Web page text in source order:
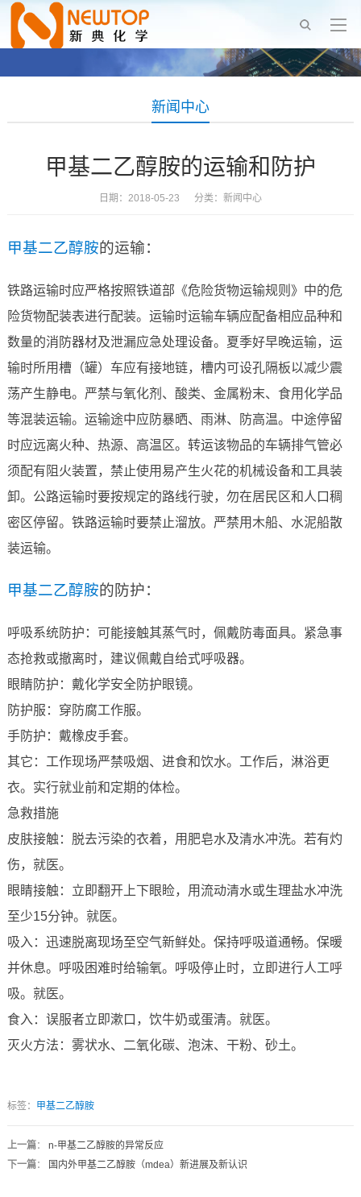
新闻中心
甲基二乙醇胺的运输和防护
日期：2018-05-23 分类： 新闻中心
甲基二乙醇胺的运输：
铁路运输时应严格按照铁道部《危险货物运输规则》中的危
险货物配装表进行配装。运输时运输车辆应配备相应品种和
数量的消防器材及泄漏应急处理设备。夏季好早晚运输，运
输时所用槽（罐）车应有接地链，槽内可设孔隔板以减少震
荡产生静电。严禁与氧化剂、酸类、金属粉末、食用化学品
等混装运输。运输途中应防暴晒、雨淋、防高温。中途停留
时应远离火种、热源、高温区。转运该物品的车辆排气管必
须配有阻火装置，禁止使用易产生火花的机械设备和工具装
卸。公路运输时要按规定的路线行驶，勿在居民区和人口稠
密区停留。铁路运输时要禁止溜放。严禁用木船、水泥船散
装运输。
甲基二乙醇胺的防护：
呼吸系统防护：可能接触其蒸气时，佩戴防毒面具。紧急事
态抢救或撤离时，建议佩戴自给式呼吸器。
眼睛防护：戴化学安全防护眼镜。
防护服：穿防腐工作服。
手防护：戴橡皮手套。
其它：工作现场严禁吸烟、进食和饮水。工作后，淋浴更
衣。实行就业前和定期的体检。
急救措施
皮肤接触：脱去污染的衣着，用肥皂水及清水冲洗。若有灼
伤，就医。
眼睛接触：立即翻开上下眼睑，用流动清水或生理盐水冲洗
至少15分钟。就医。
吸入：迅速脱离现场至空气新鲜处。保持呼吸道通畅。保暖
并休息。呼吸困难时给输氧。呼吸停止时，立即进行人工呼
吸。就医。
食入：误服者立即漱口，饮牛奶或蛋清。就医。
灭火方法：雾状水、二氧化碳、泡沫、干粉、砂土。
标签： 甲基二乙醇胺
上一篇： n-甲基二乙醇胺的异常反应
下一篇： 国内外甲基二乙醇胺（mdea）新进展及新认识